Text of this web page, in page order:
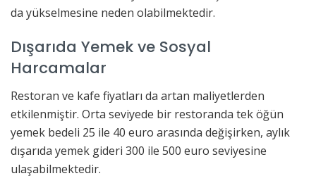
da yükselmesine neden olabilmektedir.
Dışarıda Yemek ve Sosyal
Harcamalar
Restoran ve kafe fiyatları da artan maliyetlerden
etkilenmiştir. Orta seviyede bir restoranda tek öğün
yemek bedeli 25 ile 40 euro arasında değişirken, aylık
dışarıda yemek gideri 300 ile 500 euro seviyesine
ulaşabilmektedir.